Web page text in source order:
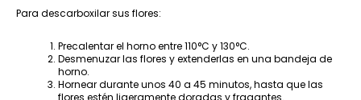
Para descarboxilar sus flores:
Precalentar el horno entre 110°C y 130°C.
Desmenuzar las flores y extenderlas en una bandeja de
horno.
Hornear durante unos 40 a 45 minutos, hasta que las
flores estén ligeramente doradas y fragantes.